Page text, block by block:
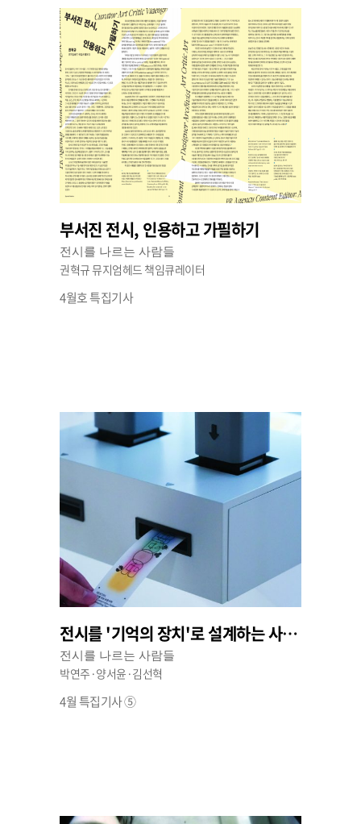
부서진 전시, 인용하고 가필하기
전시를 나르는 사람들
권혁규 뮤지엄헤드 책임큐레이터
4월호 특집기사
전시를 '기억의 장치'로 설계하는 사람들 ⑤
전시를 나르는 사람들
박연주·양서윤·김선혁
4월 특집기사 ⑤